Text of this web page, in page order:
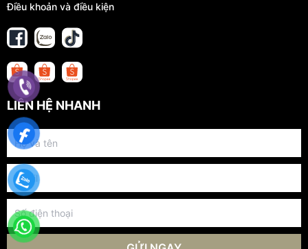
Điều khoản và điều kiện
LIÊN HỆ NHANH